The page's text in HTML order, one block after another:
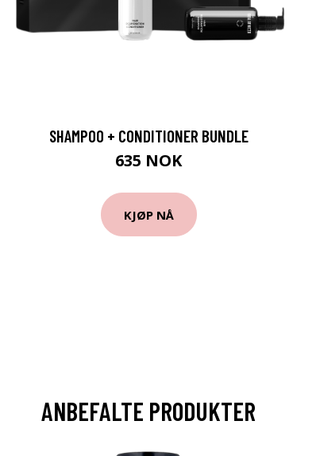
SHAMPOO + CONDITIONER BUNDLE
635 NOK
KJØP NÅ
ANBEFALTE PRODUKTER